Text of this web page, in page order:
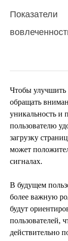
Показатели
Чтобы улучшить
обращать
уникальность и
пользователю
загрузку
может
сигналах.
В будущем
более важную
будут
пользователей,
действительно